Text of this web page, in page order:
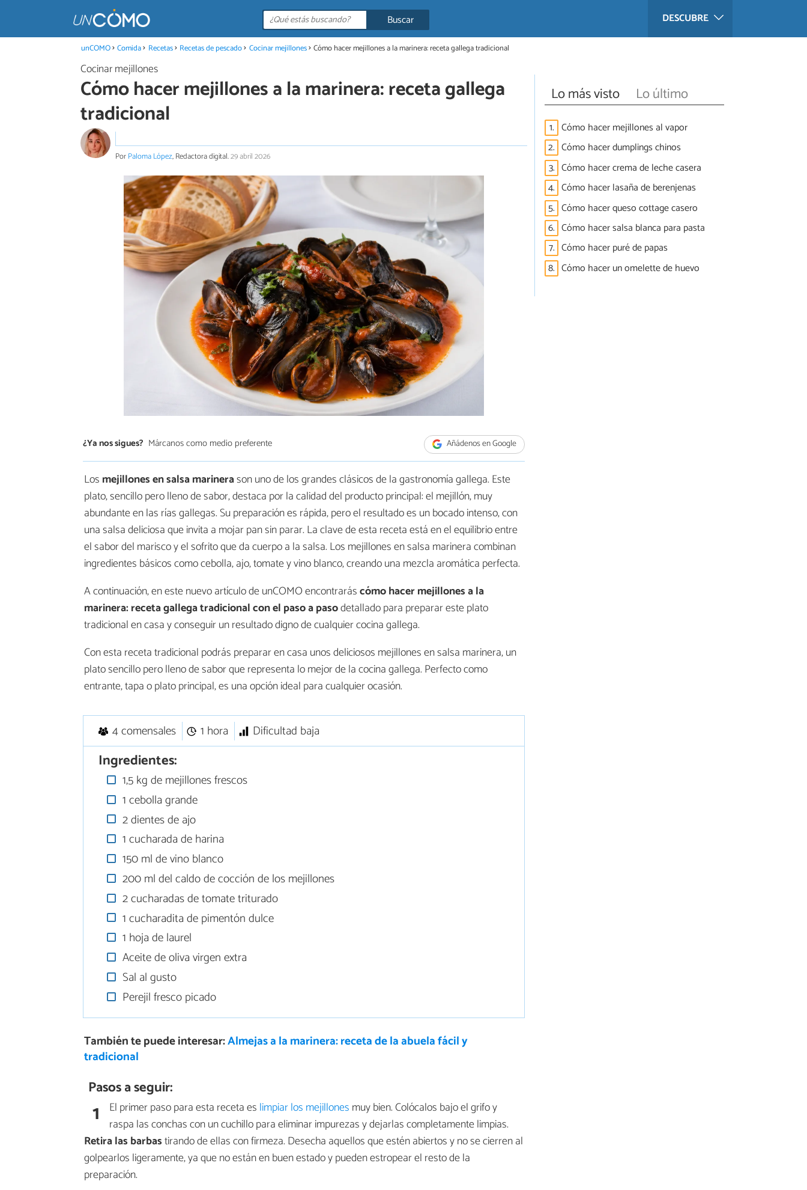
DESCUBRE
Buscar
unCOMO Comida Recetas Recetas de pescado Cocinar mejillones Cómo hacer mejillones a la marinera: receta gallega tradicional
Cocinar mejillones
Cómo hacer mejillones a la marinera: receta gallega
tradicional
PorPaloma López, Redactora digital.29 abril 2026
¿Ya nos sigues? Márcanos como medio preferente Añádenos en Google
Los mejillones en salsa marinerason uno de los grandes clásicos de la gastronomía gallega. Este
plato, sencillo pero lleno de sabor, destaca por la calidad del producto principal: el mejillón, muy
abundante en las rías gallegas. Su preparación es rápida, pero el resultado es un bocado intenso, con
una salsa deliciosa que invita a mojar pan sin parar. La clave de esta receta está en el equilibrio entre
el sabor del marisco y el sofrito que da cuerpo a la salsa. Los mejillones en salsa marinera combinan
ingredientes básicos como cebolla, ajo, tomate y vino blanco, creando una mezcla aromática perfecta.
A continuación, en este nuevo artículo de unCOMO encontraráscómo hacer mejillones a la
marinera: receta gallega tradicional con el paso a pasodetallado para preparar este plato
tradicional en casa y conseguir un resultado digno de cualquier cocina gallega.
Con esta receta tradicional podrás preparar en casa unos deliciosos mejillones en salsa marinera, un
plato sencillo pero lleno de sabor que representa lo mejor de la cocina gallega. Perfecto como
entrante, tapa o plato principal, es una opción ideal para cualquier ocasión.
4 comensales 1 hora Dificultad baja
Ingredientes:
1,5 kg de mejillones frescos
1 cebolla grande
2 dientes de ajo
1 cucharada de harina
150 ml de vino blanco
200 ml del caldo de cocción de los mejillones
2 cucharadas de tomate triturado
1 cucharadita de pimentón dulce
1 hoja de laurel
Aceite de oliva virgen extra
Sal al gusto
Perejil fresco picado
También te puede interesar:Almejas a la marinera: receta de la abuela fácil y
tradicional
Pasos a seguir:
1 El primer paso para esta receta es limpiar los mejillones muy bien. Colócalos bajo el grifo y
raspa las conchas con un cuchillo para eliminar impurezas y dejarlas completamente limpias.
Retira las barbastirando de ellas con firmeza. Desecha aquellos que estén abiertos y no se cierren al
golpearlos ligeramente, ya que no están en buen estado y pueden estropear el resto de la
preparación.
Lo más visto Lo último
1. Cómo hacer mejillones al vapor
2. Cómo hacer dumplings chinos
3. Cómo hacer crema de leche casera
4. Cómo hacer lasaña de berenjenas
5. Cómo hacer queso cottage casero
6. Cómo hacer salsa blanca para pasta
7. Cómo hacer puré de papas
8. Cómo hacer un omelette de huevo